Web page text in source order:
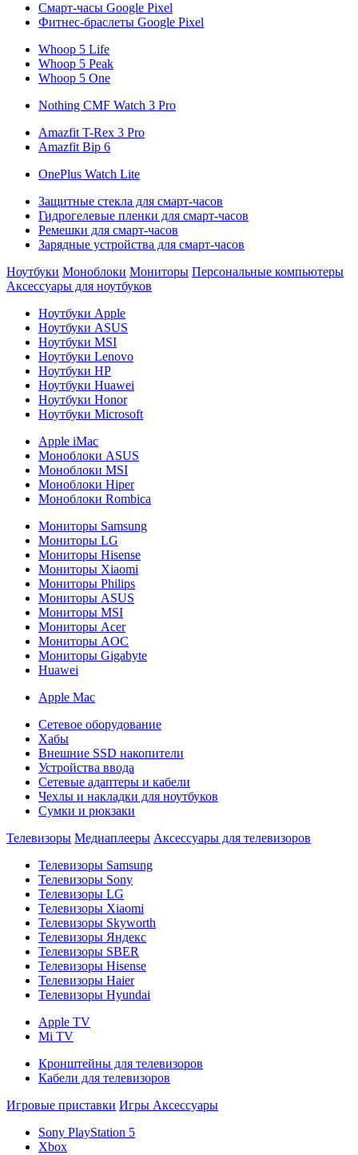
Смарт-часы Google Pixel
Фитнес-браслеты Google Pixel
Whoop 5 Life
Whoop 5 Peak
Whoop 5 One
Nothing CMF Watch 3 Pro
Amazfit T-Rex 3 Pro
Amazfit Bip 6
OnePlus Watch Lite
Защитные стекла для смарт-часов
Гидрогелевые пленки для смарт-часов
Ремешки для смарт-часов
Зарядные устройства для смарт-часов
Ноутбуки Моноблоки Мониторы Персональные компьютеры
Аксессуары для ноутбуков
Ноутбуки Apple
Ноутбуки ASUS
Ноутбуки MSI
Ноутбуки Lenovo
Ноутбуки HP
Ноутбуки Huawei
Ноутбуки Honor
Ноутбуки Microsoft
Apple iMac
Моноблоки ASUS
Моноблоки MSI
Моноблоки Hiper
Моноблоки Rombica
Мониторы Samsung
Мониторы LG
Мониторы Hisense
Мониторы Xiaomi
Мониторы Philips
Мониторы ASUS
Мониторы MSI
Мониторы Acer
Мониторы AOC
Мониторы Gigabyte
Huawei
Apple Mac
Сетевое оборудование
Хабы
Внешние SSD накопители
Устройства ввода
Сетевые адаптеры и кабели
Чехлы и накладки для ноутбуков
Сумки и рюкзаки
Телевизоры Медиаплееры Аксессуары для телевизоров
Телевизоры Samsung
Телевизоры Sony
Телевизоры LG
Телевизоры Xiaomi
Телевизоры Skyworth
Телевизоры Яндекс
Телевизоры SBER
Телевизоры Hisense
Телевизоры Haier
Телевизоры Hyundai
Apple TV
Mi TV
Кронштейны для телевизоров
Кабели для телевизоров
Игровые приставки Игры Аксессуары
Sony PlayStation 5
Xbox